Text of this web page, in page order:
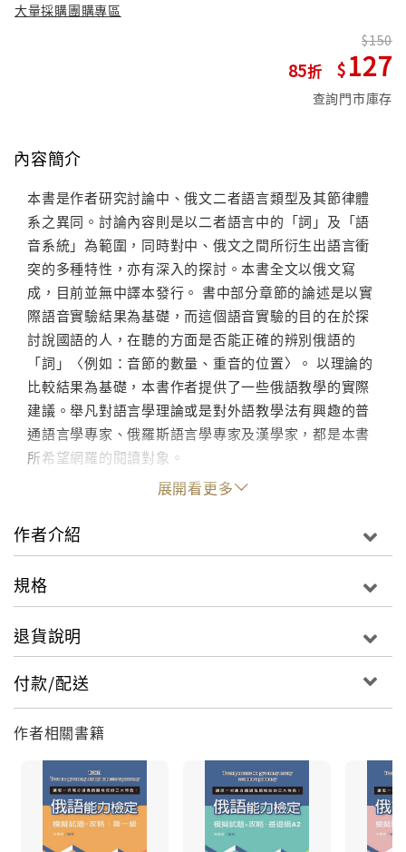
大量採購團購專區
85
150
127
查詢門市庫存
內容簡介
本書是作者研究討論中、俄文二者語言類型及其節律體
系之異同。討論內容則是以二者語言中的「詞」及「語
音系統」為範圍，同時對中、俄文之間所衍生出語言衝
突的多種特性，亦有深入的探討。本書全文以俄文寫
成，目前並無中譯本發行。 書中部分章節的論述是以實
際語音實驗結果為基礎，而這個語音實驗的目的在於探
討說國語的人，在聽的方面是否能正確的辨別俄語的
「詞」〈例如：音節的數量、重音的位置〉。 以理論的
比較結果為基礎，本書作者提供了一些俄語教學的實際
建議。舉凡對語言學理論或是對外語教學法有興趣的普
通語言學專家、俄羅斯語言學專家及漢學家，都是本書
所希望網羅的閱讀對象。
展開看更多
作者介紹
規格
退貨說明
付款/配送
作者相關書籍